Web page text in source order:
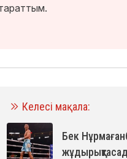
Келесі мақала:
Бек